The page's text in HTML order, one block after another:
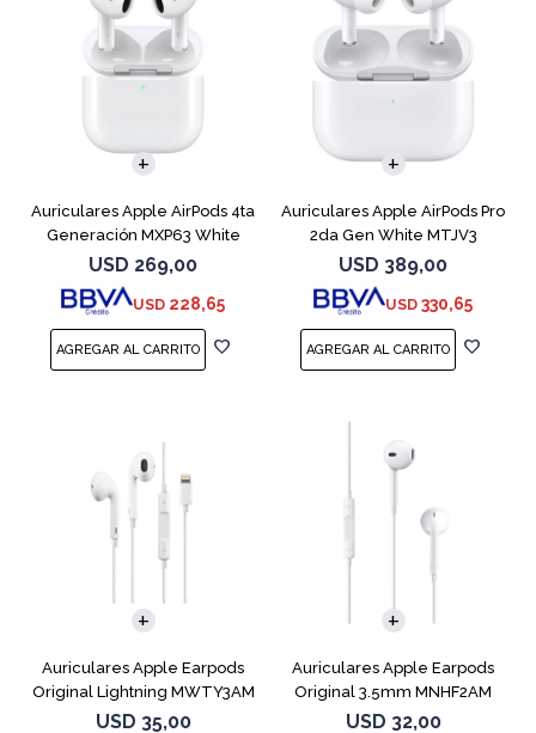
Auriculares Apple AirPods 4ta
Generación MXP63 White
USD 269,00
USD 228,65
Auriculares Apple AirPods Pro
2da Gen White MTJV3
Magsafe
USD 389,00
USD 330,65
Auriculares Apple Earpods
Original Lightning MWTY3AM
USD 35,00
Auriculares Apple Earpods
Original 3.5mm MNHF2AM
USD 32,00